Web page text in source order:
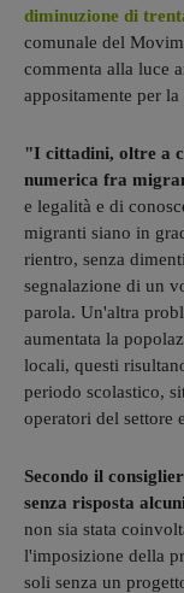
diminuzione di
comunale del
commenta alla luce
appositamente per la
"I cittadini, oltre a
numerica fra
e legalità e di
migranti siano in
rientro, senza
segnalazione di un
parola. Un'altra
aumentata la
locali, questi
periodo scolastico,
operatori del settore
Secondo il
senza risposta
non sia stata
l'imposizione della
soli senza un